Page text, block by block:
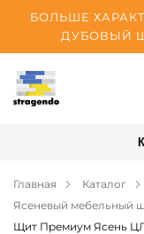
БОЛЬШЕ
ДУБОВЫЙ
Таллинн
Оплата
О нас
Главная Каталог
Ясеневый мебельный
Щит Премиум Ясень